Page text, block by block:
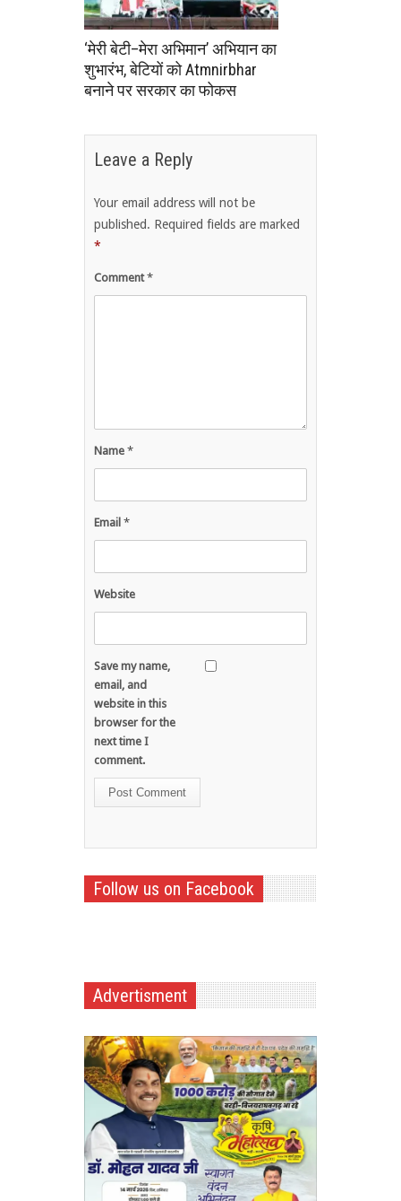
‘मेरी बेटी–मेरा अभिमान’ अभियान का
शुभारंभ, बेटियों को Atmnirbhar
बनाने पर सरकार का फोकस
Leave a Reply
Your email address will not be
published. Required fields are marked
*
Comment*
Name *
Email *
Website
Save my name,
email, and
website in this
browser for the
next time I
comment.
Follow us on Facebook
Advertisment